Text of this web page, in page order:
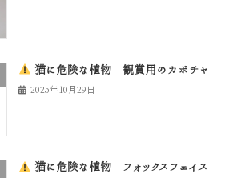
猫に危険な植物 観賞用のカボチャ
2025年10月29日
猫に危険な植物 フォックスフェイス